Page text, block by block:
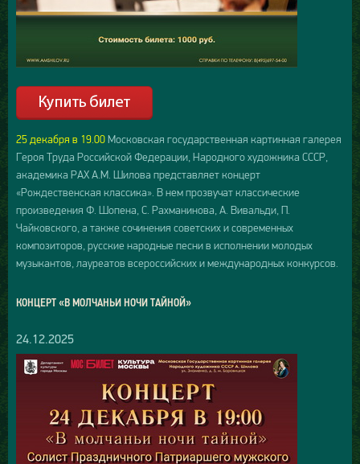
25 декабря в 19.00Московская государственная картинная галерея
Героя Труда Российской Федерации, Народного художника СССР,
академика РАХ А.М. Шилова представляет концерт
«Рождественская классика». В нем прозвучат классические
произведения Ф. Шопена, С. Рахманинова, А. Вивальди, П.
Чайковского, а также сочинения советских и современных
композиторов, русские народные песни в исполнении молодых
музыкантов, лауреатов всероссийских и международных конкурсов.
КОНЦЕРТ «В МОЛЧАНЬИ НОЧИ ТАЙНОЙ»
24.12.2025